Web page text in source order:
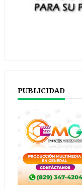
PUBLICIDAD